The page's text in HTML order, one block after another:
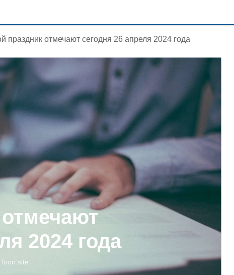
праздник отмечают сегодня 26 апреля 2024 года
2024 года
loon.site